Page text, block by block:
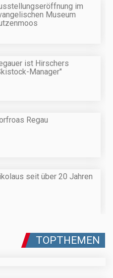
im
Museum
ist Hirschers
Manager"
Regau
seit über 20 Jahren
TOPTHEMEN